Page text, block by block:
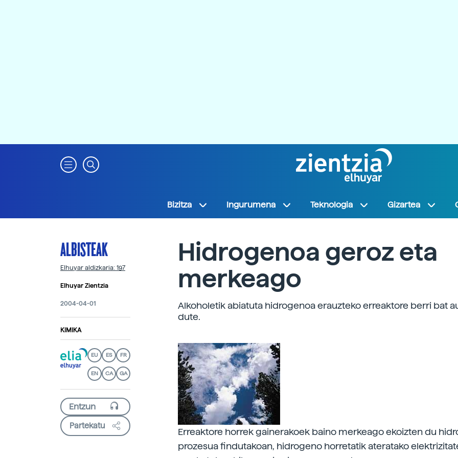
Bizitza Ingurumena Teknologia Gizartea
ALBISTEAK
Elhuyar aldizkaria: 197
Elhuyar Zientzia
2004-04-01
KIMIKA
EU ES FR
EN CA GA
Partekatu
Hidrogenoa geroz eta
merkeago
Alkoholetik abiatuta hidrogenoa erauzteko erreaktore berri bat
dute.
Erreaktore horrek gainerakoek baino merkeago ekoizten du
prozesua findutakoan, hidrogeno horretatik ateratako